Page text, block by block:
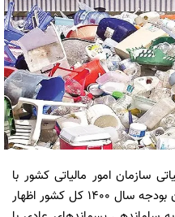
سازمان امور مالیاتی کشور با
اشاره به حکم بند (و) تبصره (۶) قانون بودجه سال ۱۴۰۰ کل کشور اظهار